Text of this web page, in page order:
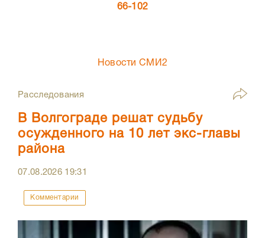
66-102
Новости СМИ2
Расследования
В Волгограде решат судьбу
осужденного на 10 лет экс-главы
района
07.08.2026 19:31
Комментарии